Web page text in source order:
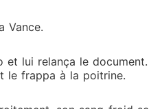
Vance.
et lui relança le document.
le frappa à la poitrine.